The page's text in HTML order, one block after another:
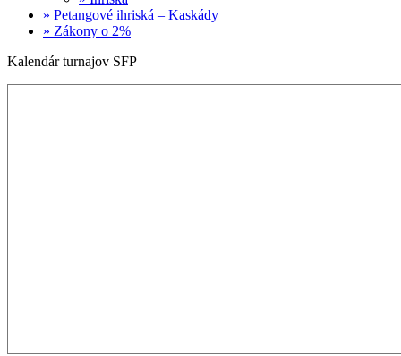
» Petangové ihriská – Kaskády
» Zákony o 2%
Kalendár turnajov SFP